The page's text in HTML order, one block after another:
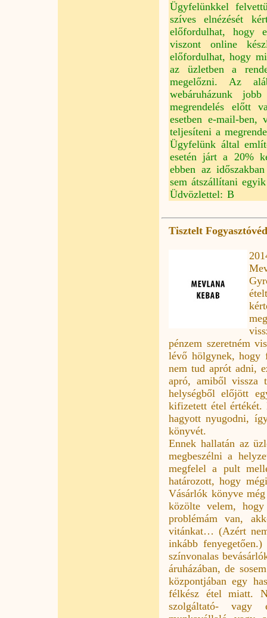
Ügyfelünkkel
szíves elnézését
előfordulhat, hogy
viszont online
előfordulhat, hogy
az üzletben a
megelőzni. Az
webáruházunk
megrendelés előtt
esetben e-mail-
teljesíteni a
Ügyfelünk által
esetén járt a 20%
ebben az
sem átszállítani
Üdvözlettel: B
Tisztelt
pénzem szeretném
lévő hölgynek, hogy
nem tud aprót adni,
apró, amiből vissza
helységből előjött
kifizetett étel értékét.
hagyott nyugodni,
könyvét.
Ennek hallatán az
megbeszélni a
megfelel a pult
határozott, hogy
Vásárlók könyve
közölte velem,
problémám van,
vitánkat… (Azért
inkább fenyegetően.)
színvonalas
áruházában, de
központjában egy
félkész étel miatt.
szolgáltató- vagy